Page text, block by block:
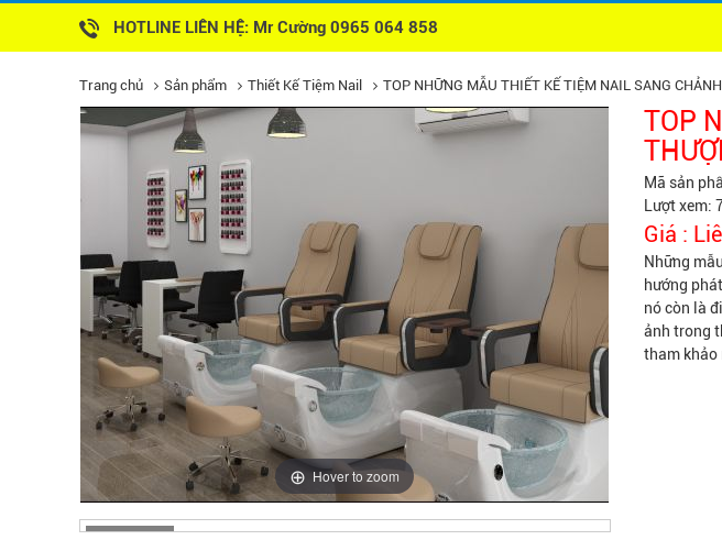
HOTLINE LIÊN HỆ: Mr Cường 0965 064 858
Trang chủ Sản phẩm Thiết Kế Tiệm Nail TOP NHỮNG MẪU THIẾT KẾ TIỆM NAIL SANG
Hover to zoom
TOP
Mã sản
Lượt xem:
Giá :
Những
hướng
nó còn là
ảnh trong
tham khảo